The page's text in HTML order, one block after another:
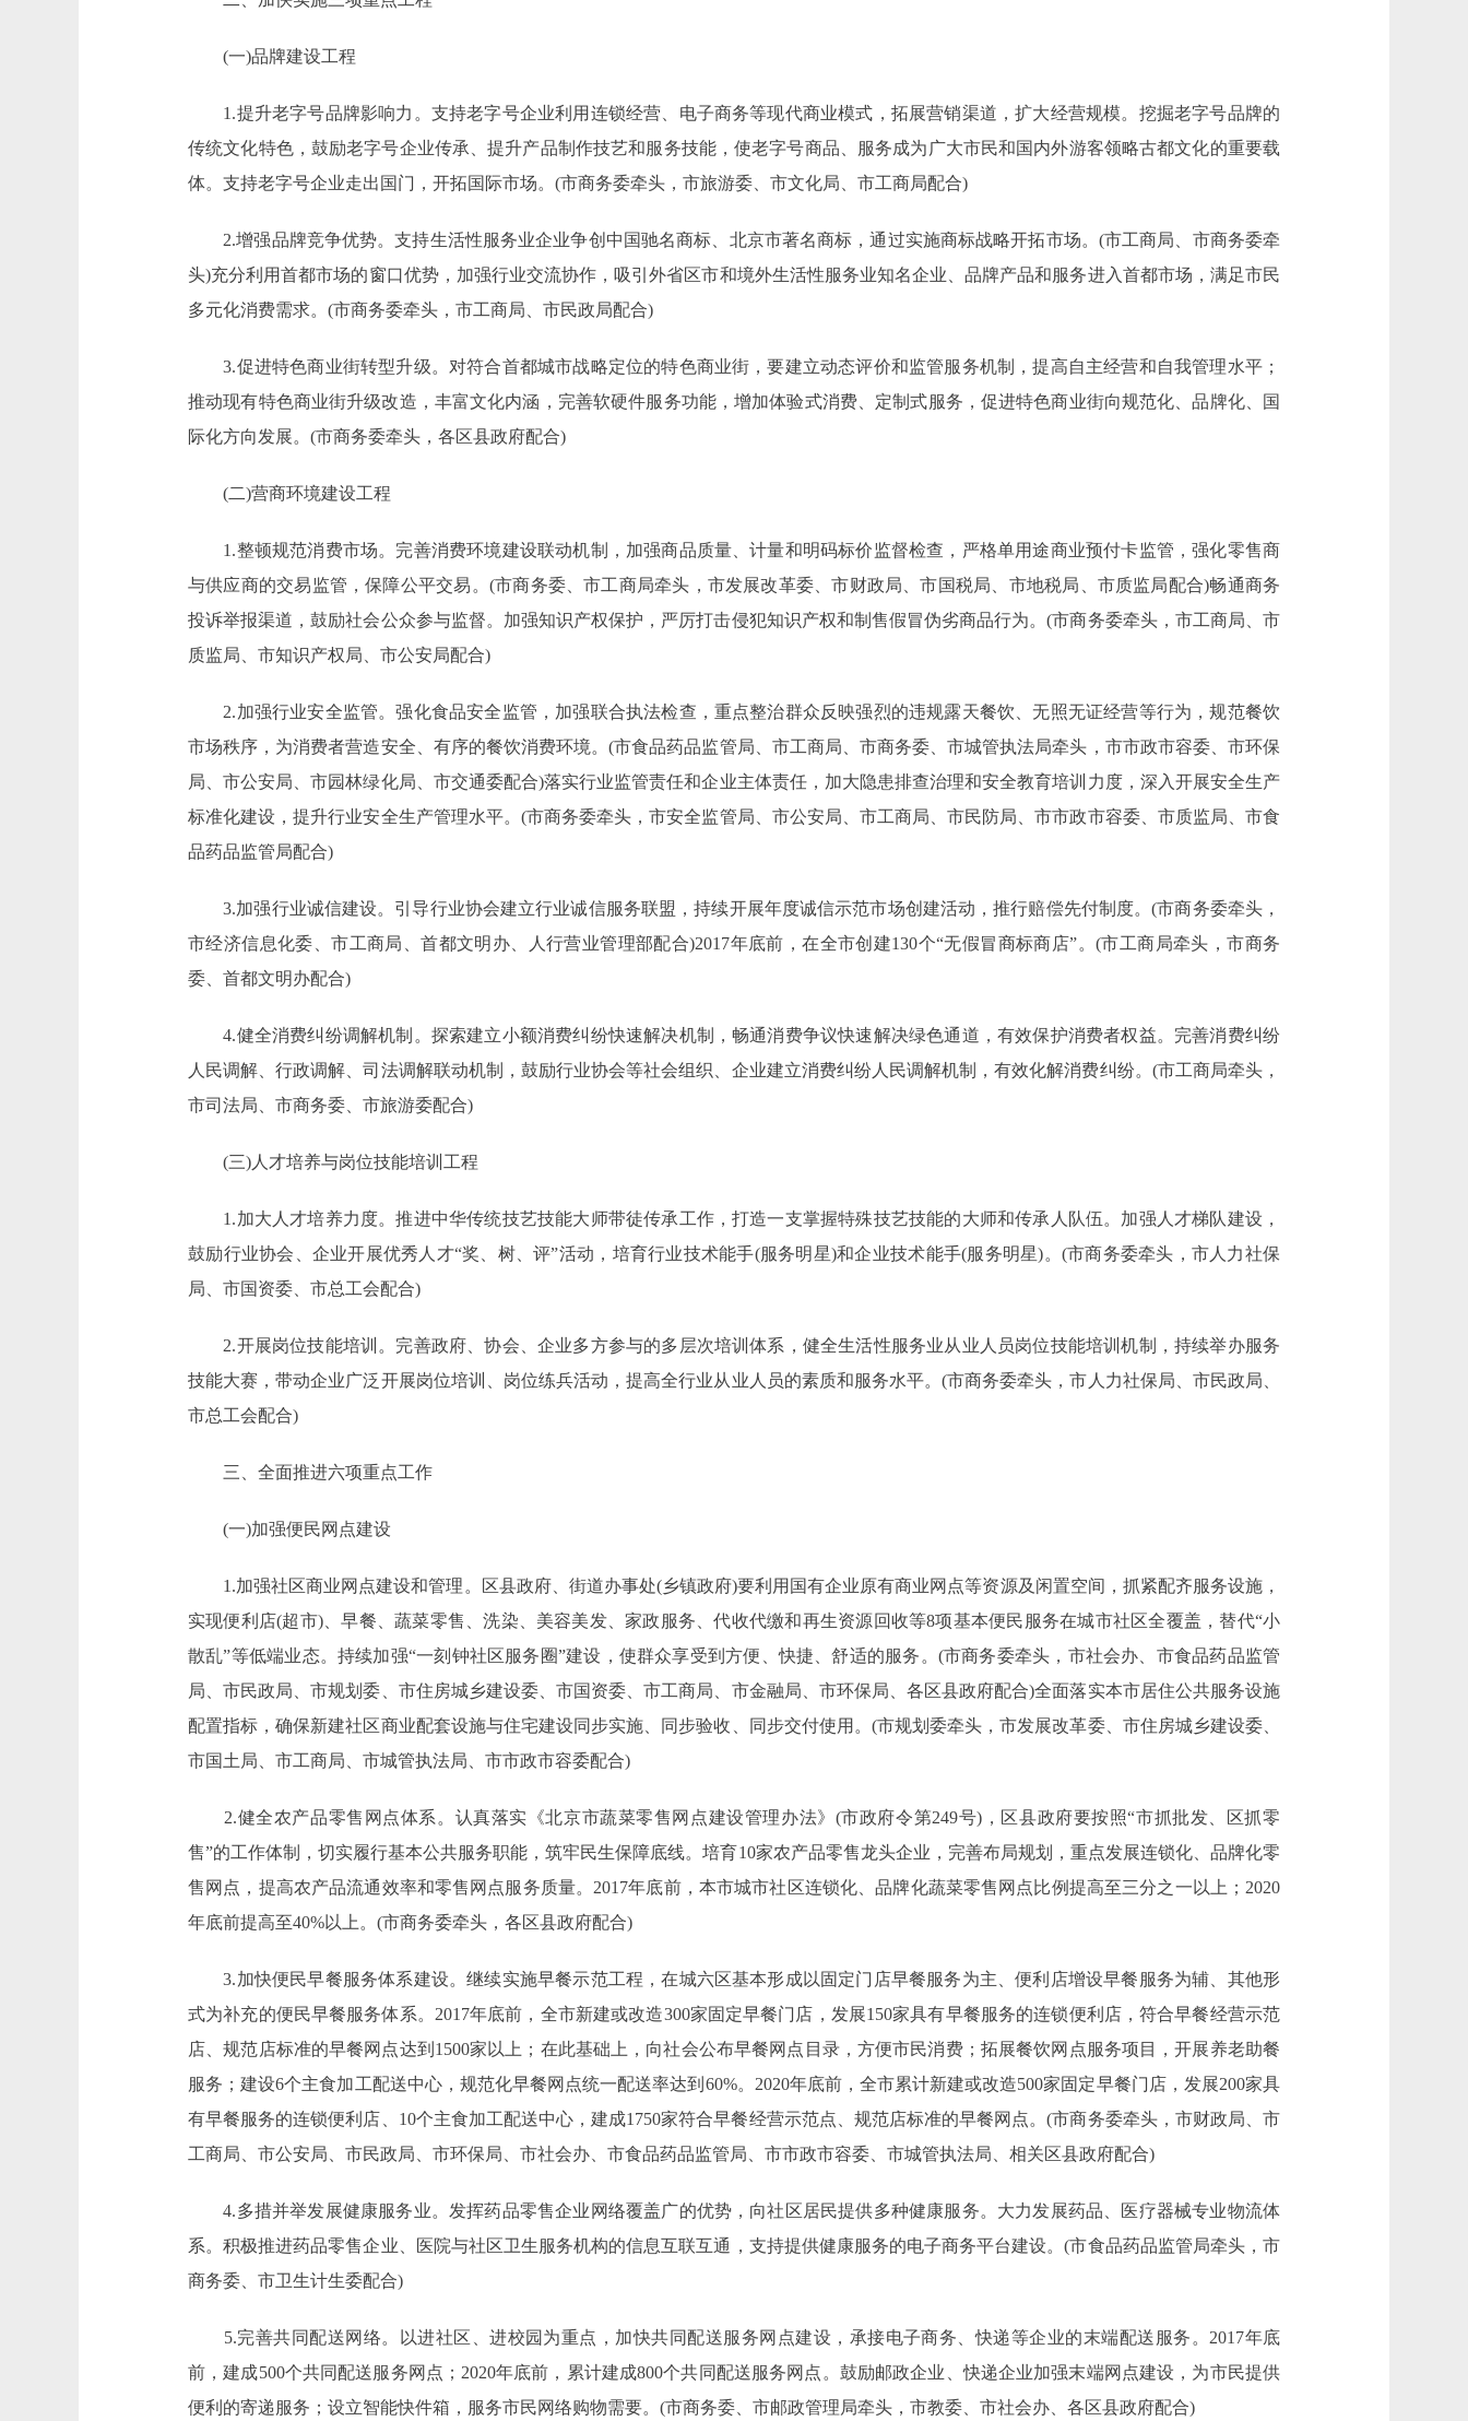
(一)品牌建设工程
1.提升老字号品牌影响力。支持老字号企业利用连锁经营、电子商务等现代商业模式，拓展营销渠道，扩大经营规模。挖掘老字号品牌的
传统文化特色，鼓励老字号企业传承、提升产品制作技艺和服务技能，使老字号商品、服务成为广大市民和国内外游客领略古都文化的重要载
体。支持老字号企业走出国门，开拓国际市场。(市商务委牵头，市旅游委、市文化局、市工商局配合)
2.增强品牌竞争优势。支持生活性服务业企业争创中国驰名商标、北京市著名商标，通过实施商标战略开拓市场。(市工商局、市商务委牵
头)充分利用首都市场的窗口优势，加强行业交流协作，吸引外省区市和境外生活性服务业知名企业、品牌产品和服务进入首都市场，满足市民
多元化消费需求。(市商务委牵头，市工商局、市民政局配合)
3.促进特色商业街转型升级。对符合首都城市战略定位的特色商业街，要建立动态评价和监管服务机制，提高自主经营和自我管理水平；
推动现有特色商业街升级改造，丰富文化内涵，完善软硬件服务功能，增加体验式消费、定制式服务，促进特色商业街向规范化、品牌化、国
际化方向发展。(市商务委牵头，各区县政府配合)
(二)营商环境建设工程
1.整顿规范消费市场。完善消费环境建设联动机制，加强商品质量、计量和明码标价监督检查，严格单用途商业预付卡监管，强化零售商
与供应商的交易监管，保障公平交易。(市商务委、市工商局牵头，市发展改革委、市财政局、市国税局、市地税局、市质监局配合)畅通商务
投诉举报渠道，鼓励社会公众参与监督。加强知识产权保护，严厉打击侵犯知识产权和制售假冒伪劣商品行为。(市商务委牵头，市工商局、市
质监局、市知识产权局、市公安局配合)
2.加强行业安全监管。强化食品安全监管，加强联合执法检查，重点整治群众反映强烈的违规露天餐饮、无照无证经营等行为，规范餐饮
市场秩序，为消费者营造安全、有序的餐饮消费环境。(市食品药品监管局、市工商局、市商务委、市城管执法局牵头，市市政市容委、市环保
局、市公安局、市园林绿化局、市交通委配合)落实行业监管责任和企业主体责任，加大隐患排查治理和安全教育培训力度，深入开展安全生产
标准化建设，提升行业安全生产管理水平。(市商务委牵头，市安全监管局、市公安局、市工商局、市民防局、市市政市容委、市质监局、市食
品药品监管局配合)
3.加强行业诚信建设。引导行业协会建立行业诚信服务联盟，持续开展年度诚信示范市场创建活动，推行赔偿先付制度。(市商务委牵头，
市经济信息化委、市工商局、首都文明办、人行营业管理部配合)2017年底前，在全市创建130个“无假冒商标商店”。(市工商局牵头，市商务
委、首都文明办配合)
4.健全消费纠纷调解机制。探索建立小额消费纠纷快速解决机制，畅通消费争议快速解决绿色通道，有效保护消费者权益。完善消费纠纷
人民调解、行政调解、司法调解联动机制，鼓励行业协会等社会组织、企业建立消费纠纷人民调解机制，有效化解消费纠纷。(市工商局牵头，
市司法局、市商务委、市旅游委配合)
(三)人才培养与岗位技能培训工程
1.加大人才培养力度。推进中华传统技艺技能大师带徒传承工作，打造一支掌握特殊技艺技能的大师和传承人队伍。加强人才梯队建设，
鼓励行业协会、企业开展优秀人才“奖、树、评”活动，培育行业技术能手(服务明星)和企业技术能手(服务明星)。(市商务委牵头，市人力社保
局、市国资委、市总工会配合)
2.开展岗位技能培训。完善政府、协会、企业多方参与的多层次培训体系，健全生活性服务业从业人员岗位技能培训机制，持续举办服务
技能大赛，带动企业广泛开展岗位培训、岗位练兵活动，提高全行业从业人员的素质和服务水平。(市商务委牵头，市人力社保局、市民政局、
市总工会配合)
三、全面推进六项重点工作
(一)加强便民网点建设
1.加强社区商业网点建设和管理。区县政府、街道办事处(乡镇政府)要利用国有企业原有商业网点等资源及闲置空间，抓紧配齐服务设施，
实现便利店(超市)、早餐、蔬菜零售、洗染、美容美发、家政服务、代收代缴和再生资源回收等8项基本便民服务在城市社区全覆盖，替代“小
散乱”等低端业态。持续加强“一刻钟社区服务圈”建设，使群众享受到方便、快捷、舒适的服务。(市商务委牵头，市社会办、市食品药品监管
局、市民政局、市规划委、市住房城乡建设委、市国资委、市工商局、市金融局、市环保局、各区县政府配合)全面落实本市居住公共服务设施
配置指标，确保新建社区商业配套设施与住宅建设同步实施、同步验收、同步交付使用。(市规划委牵头，市发展改革委、市住房城乡建设委、
市国土局、市工商局、市城管执法局、市市政市容委配合)
2.健全农产品零售网点体系。认真落实《北京市蔬菜零售网点建设管理办法》(市政府令第249号)，区县政府要按照“市抓批发、区抓零
售”的工作体制，切实履行基本公共服务职能，筑牢民生保障底线。培育10家农产品零售龙头企业，完善布局规划，重点发展连锁化、品牌化零
售网点，提高农产品流通效率和零售网点服务质量。2017年底前，本市城市社区连锁化、品牌化蔬菜零售网点比例提高至三分之一以上；2020
年底前提高至40%以上。(市商务委牵头，各区县政府配合)
3.加快便民早餐服务体系建设。继续实施早餐示范工程，在城六区基本形成以固定门店早餐服务为主、便利店增设早餐服务为辅、其他形
式为补充的便民早餐服务体系。2017年底前，全市新建或改造300家固定早餐门店，发展150家具有早餐服务的连锁便利店，符合早餐经营示范
店、规范店标准的早餐网点达到1500家以上；在此基础上，向社会公布早餐网点目录，方便市民消费；拓展餐饮网点服务项目，开展养老助餐
服务；建设6个主食加工配送中心，规范化早餐网点统一配送率达到60%。2020年底前，全市累计新建或改造500家固定早餐门店，发展200家具
有早餐服务的连锁便利店、10个主食加工配送中心，建成1750家符合早餐经营示范点、规范店标准的早餐网点。(市商务委牵头，市财政局、市
工商局、市公安局、市民政局、市环保局、市社会办、市食品药品监管局、市市政市容委、市城管执法局、相关区县政府配合)
4.多措并举发展健康服务业。发挥药品零售企业网络覆盖广的优势，向社区居民提供多种健康服务。大力发展药品、医疗器械专业物流体
系。积极推进药品零售企业、医院与社区卫生服务机构的信息互联互通，支持提供健康服务的电子商务平台建设。(市食品药品监管局牵头，市
商务委、市卫生计生委配合)
5.完善共同配送网络。以进社区、进校园为重点，加快共同配送服务网点建设，承接电子商务、快递等企业的末端配送服务。2017年底
前，建成500个共同配送服务网点；2020年底前，累计建成800个共同配送服务网点。鼓励邮政企业、快递企业加强末端网点建设，为市民提供
便利的寄递服务；设立智能快件箱，服务市民网络购物需要。(市商务委、市邮政管理局牵头，市教委、市社会办、各区县政府配合)